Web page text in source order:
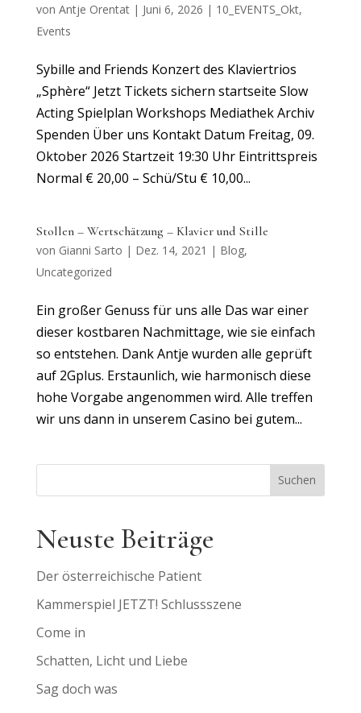
von Antje Orentat| Juni 6, 2026 | 10_EVENTS_Okt,
Events
Sybille and Friends Konzert des Klaviertrios
„Sphère“ Jetzt Tickets sichern startseite Slow
Acting Spielplan Workshops Mediathek Archiv
Spenden Über uns Kontakt Datum Freitag, 09.
Oktober 2026 Startzeit 19:30 Uhr Eintrittspreis
Normal € 20,00 – Schü/Stu € 10,00...
Stollen – Wertschätzung – Klavier und Stille
von Gianni Sarto | Dez. 14, 2021 | Blog,
Uncategorized
Ein großer Genuss für uns alle Das war einer
dieser kostbaren Nachmittage, wie sie einfach
so entstehen. Dank Antje wurden alle geprüft
auf 2Gplus. Erstaunlich, wie harmonisch diese
hohe Vorgabe angenommen wird. Alle treffen
wir uns dann in unserem Casino bei gutem...
Suchen
Neuste Beiträge
Der österreichische Patient
Kammerspiel JETZT! Schlussszene
Come in
Schatten, Licht und Liebe
Sag doch was